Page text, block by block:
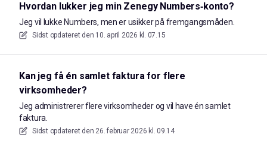
Hvordan lukker jeg min Zenegy Numbers‑konto?
Jeg vil lukke Numbers, men er usikker på fremgangsmåden.
Sidst opdateret den 10. april 2026 kl. 07.15
Kan jeg få én samlet faktura for flere
virksomheder?
Jeg administrerer flere virksomheder og vil have én samlet
faktura.
Sidst opdateret den 26. februar 2026 kl. 09.14